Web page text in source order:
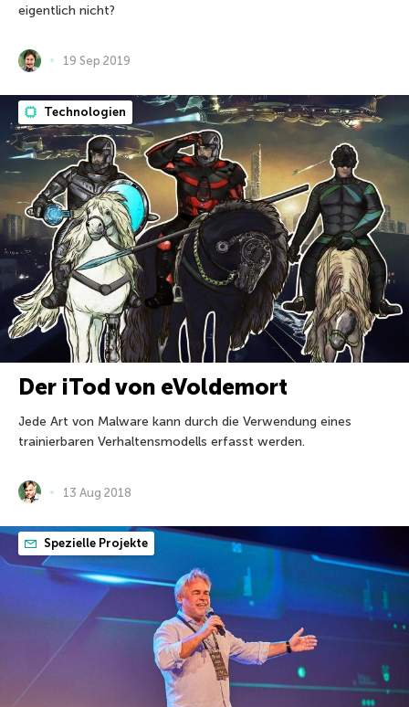
eigentlich nicht?
19 Sep 2019
Technologien
Der iTod von eVoldemort
Jede Art von Malware kann durch die Verwendung eines
trainierbaren Verhaltensmodells erfasst werden.
13 Aug 2018
Spezielle Projekte